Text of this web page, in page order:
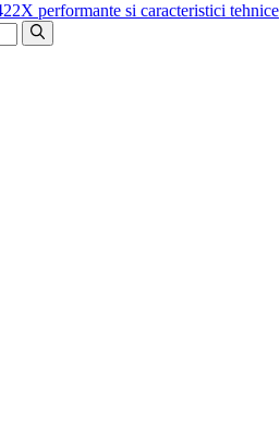
performante si caracteristici tehnice